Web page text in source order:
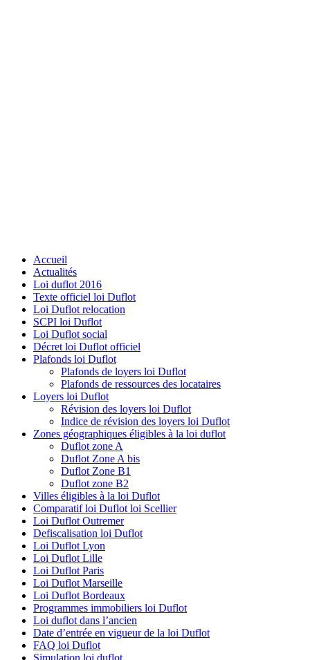
Accueil
Actualités
Loi duflot 2016
Texte officiel loi Duflot
Loi Duflot relocation
SCPI loi Duflot
Loi Duflot social
Décret loi Duflot officiel
Plafonds loi Duflot
Plafonds de loyers loi Duflot
Plafonds de ressources des locataires
Loyers loi Duflot
Révision des loyers loi Duflot
Indice de révision des loyers loi Duflot
Zones géographiques éligibles à la loi duflot
Duflot zone A
Duflot Zone A bis
Duflot Zone B1
Duflot zone B2
Villes éligibles à la loi Duflot
Comparatif loi Duflot loi Scellier
Loi Duflot Outremer
Defiscalisation loi Duflot
Loi Duflot Lyon
Loi Duflot Lille
Loi Duflot Paris
Loi Duflot Marseille
Loi Duflot Bordeaux
Programmes immobiliers loi Duflot
Loi duflot dans l’ancien
Date d’entrée en vigueur de la loi Duflot
FAQ loi Duflot
Simulation loi duflot